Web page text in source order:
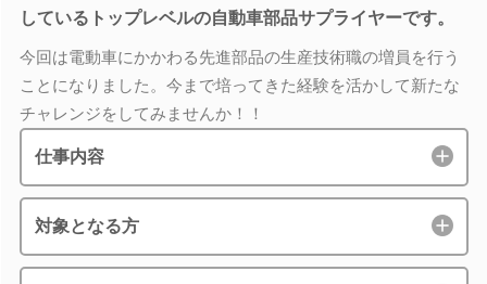
しているトップレベルの自動車部品サプライヤーです。
今回は電動車にかかわる先進部品の生産技術職の増員を行う
ことになりました。今まで培ってきた経験を活かして新たな
チャレンジをしてみませんか！！
仕事内容
対象となる方